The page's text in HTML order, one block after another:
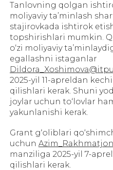
Tanlovning qolgan
moliyaviy ta’minlash
stajirovkada ishtirok
topshirishlari mumkin.
o‘zi moliyaviy
egallashni istaganlar
2025-yil 11-apreldan
qilishlari kerak. Shuni
joylar uchun to‘lovlar
yakunlanishi kerak.
Grant g‘oliblari
uchun
manziliga 2025-yil 7-
qilishlari kerak.